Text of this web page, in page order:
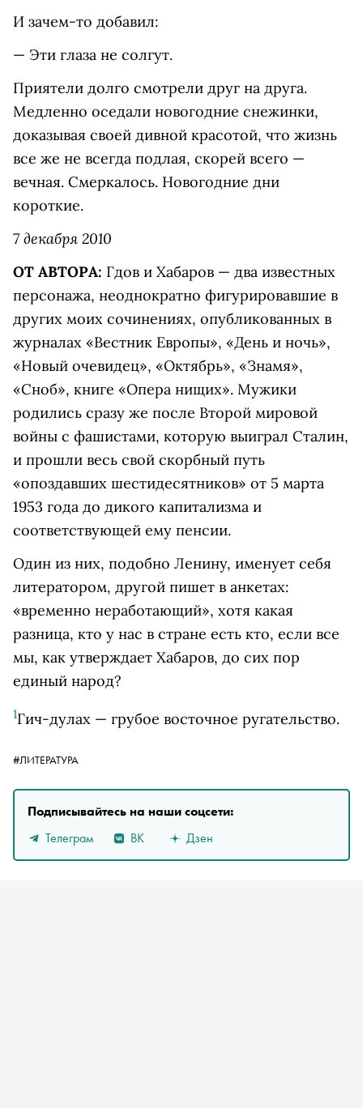
И зачем-то добавил:
— Эти глаза не солгут.
Приятели долго смотрели друг на друга.
Медленно оседали новогодние снежинки,
доказывая своей дивной красотой, что жизнь
все же не всегда подлая, скорей всего —
вечная. Смеркалось. Новогодние дни
короткие.
7 декабря 2010
ОТ АВТОРА: Гдов и Хабаров — два известных
персонажа, неоднократно фигурировавшие в
других моих сочинениях, опубликованных в
журналах «Вестник Европы», «День и ночь»,
«Новый очевидец», «Октябрь», «Знамя»,
«Сноб», книге «Опера нищих». Мужики
родились сразу же после Второй мировой
войны с фашистами, которую выиграл Сталин,
и прошли весь свой скорбный путь
«опоздавших шестидесятников» от 5 марта
1953 года до дикого капитализма и
соответствующей ему пенсии.
Один из них, подобно Ленину, именует себя
литератором, другой пишет в анкетах:
«временно неработающий», хотя какая
разница, кто у нас в стране есть кто, если все
мы, как утверждает Хабаров, до сих пор
единый народ?
1Гич-дулах — грубое восточное ругательство.
#ЛИТЕРАТУРА
Подписывайтесь на наши соцсети:
Телеграм
ВК Дзен